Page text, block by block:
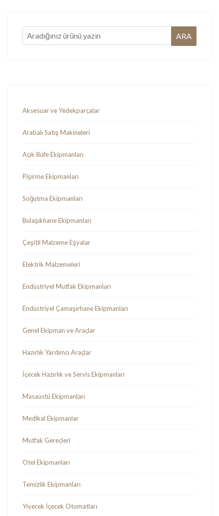
Aksesuar ve Yedekparçalar
Arabalı Satış Makineleri
Açık Büfe Ekipmanları
Pişirme Ekipmanları
Soğutma Ekipmanları
Bulaşıkhane Ekipmanları
Çeşitli Malzeme Eşyalar
Elektrik Malzemeleri
Endüstriyel Mutfak Ekipmanları
Endüstriyel Çamaşırhane Ekipmanları
Genel Ekipman ve Araçlar
Hazırlık Yardımcı Araçlar
İçecek Hazırlık ve Servis Ekipmanları
Masaüstü Ekipmanları
Medikal Ekipmanlar
Mutfak Gereçleri
Otel Ekipmanları
Temizlik Ekipmanları
Yiyecek İçecek Otomatları